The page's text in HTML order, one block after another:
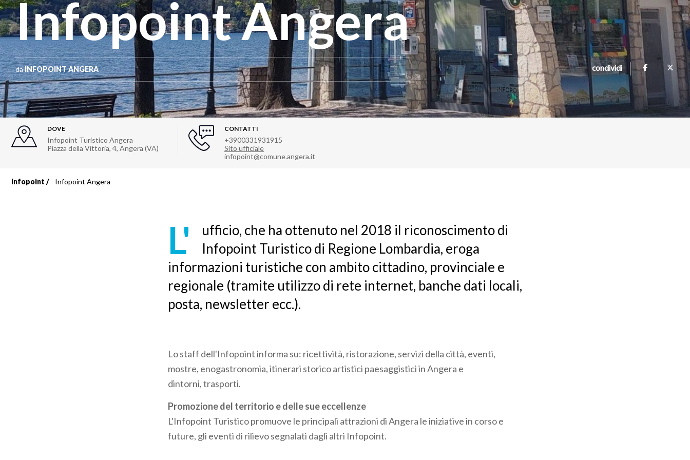
Infopoint Angera
daINFOPOINT ANGERA condividi
DOVE
Infopoint Turistico Angera
Piazza della Vittoria, 4, Angera (VA)
CONTATTI
+3900331931915
Sito ufficiale
infopoint@comune.angera.it
Briciole
Infopoint Infopoint Angera
L'
ufficio, che ha ottenuto nel 2018 il riconoscimento di
Infopoint Turistico di Regione Lombardia, eroga
informazioni turistiche con ambito cittadino, provinciale e
regionale (tramite utilizzo di rete internet, banche dati locali,
posta, newsletter ecc.).
Lo staff dell'Infopoint informa su: ricettività, ristorazione, servizi della città, eventi,
mostre, enogastronomia, itinerari storico artistici paesaggistici in Angera e
dintorni, trasporti.
Promozione del territorio e delle sue eccellenze
L'Infopoint Turistico promuove le principali attrazioni di Angera le iniziative in corso e
future, gli eventi di rilievo segnalati dagli altri Infopoint.